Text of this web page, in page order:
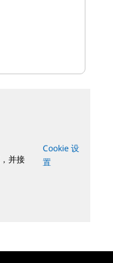
并接
Cookie 设
置